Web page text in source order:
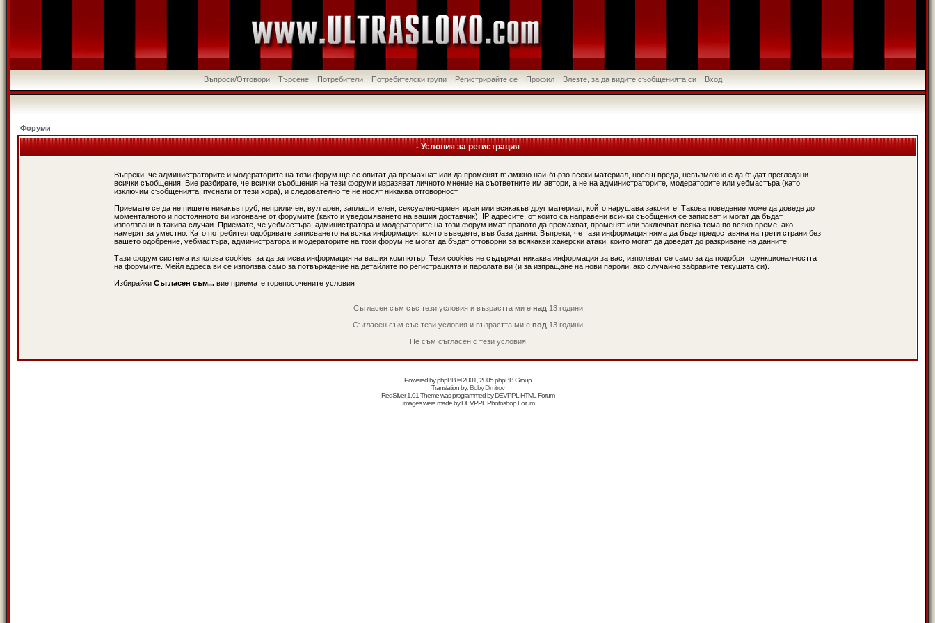
Въпроси/Отговори Търсене Потребители Потребителски групи Регистрирайте се Профил Влезте, за да видите съобщенията си Вход
Форуми
- Условия за регистрация
Въпреки, че администраторите и модераторите на този форум ще се опитат да премахнат или да променят възмжно най-бързо всеки материал, носещ вреда, невъзможно е да бъдат прегледани
всички съобщения. Вие разбирате, че всички съобщения на тези форуми изразяват личното мнение на съответните им автори, а не на администраторите, модераторите или уебмастъра (като
изключим съобщенията, пуснати от тези хора), и следователно те не носят никаква отговорност.
Приемате се да не пишете никакъв груб, неприличен, вулгарен, заплашителен, сексуално-ориентиран или всякакъв друг материал, който нарушава законите. Такова поведение може да доведе до
моменталното и постоянното ви изгонване от форумите (както и уведомяването на вашия доставчик). IP адресите, от които са направени всички съобщения се записват и могат да бъдат
използвани в такива случаи. Приемате, че уебмастъра, администратора и модераторите на този форум имат правото да премахват, променят или заключват всяка тема по всяко време, ако
намерят за уместно. Като потребител одобрявате записването на всяка информация, която въведете, във база данни. Въпреки, че тази информация няма да бъде предоставяна на трети страни без
вашето одобрение, уебмастъра, администратора и модераторите на този форум не могат да бъдат отговорни за всякакви хакерски атаки, които могат да доведат до разкриване на данните.
Тази форум система използва cookies, за да записва информация на вашия компютър. Тези cookies не съдържат никаква информация за вас; използват се само за да подобрят функционалността
на форумите. Мейл адреса ви се използва само за потвърждение на детайлите по регистрацията и паролата ви (и за изпращане на нови пароли, ако случайно забравите текущата си).
Избирайки Съгласен съм...вие приемате горепосочените условия
Съгласен съм със тези условия и възрастта ми е над 13 години
Съгласен съм със тези условия и възрастта ми е под 13 години
Не съм съгласен с тези условия
Powered byphpBB© 2001, 2005 phpBB Group
Translation by:Boby Dimitrov
RedSilver 1.01 Theme was programmed byDEVPPL HTML Forum
Images were made byDEVPPL Photoshop Forum